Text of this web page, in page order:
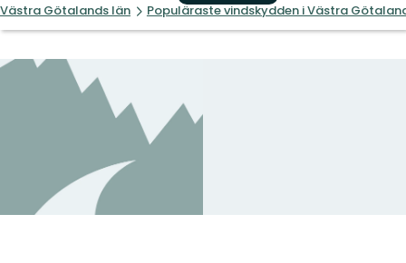
Västra Götalands län Populäraste vindskydden i Västra